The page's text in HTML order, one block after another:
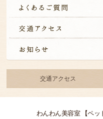
交通アクセス
わんわん美容室 【ペッ